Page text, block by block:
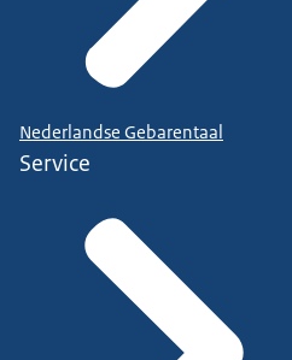
Nederlandse Gebarentaal
Service